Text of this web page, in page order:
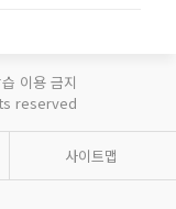
이용 금지
reserved
사이트맵